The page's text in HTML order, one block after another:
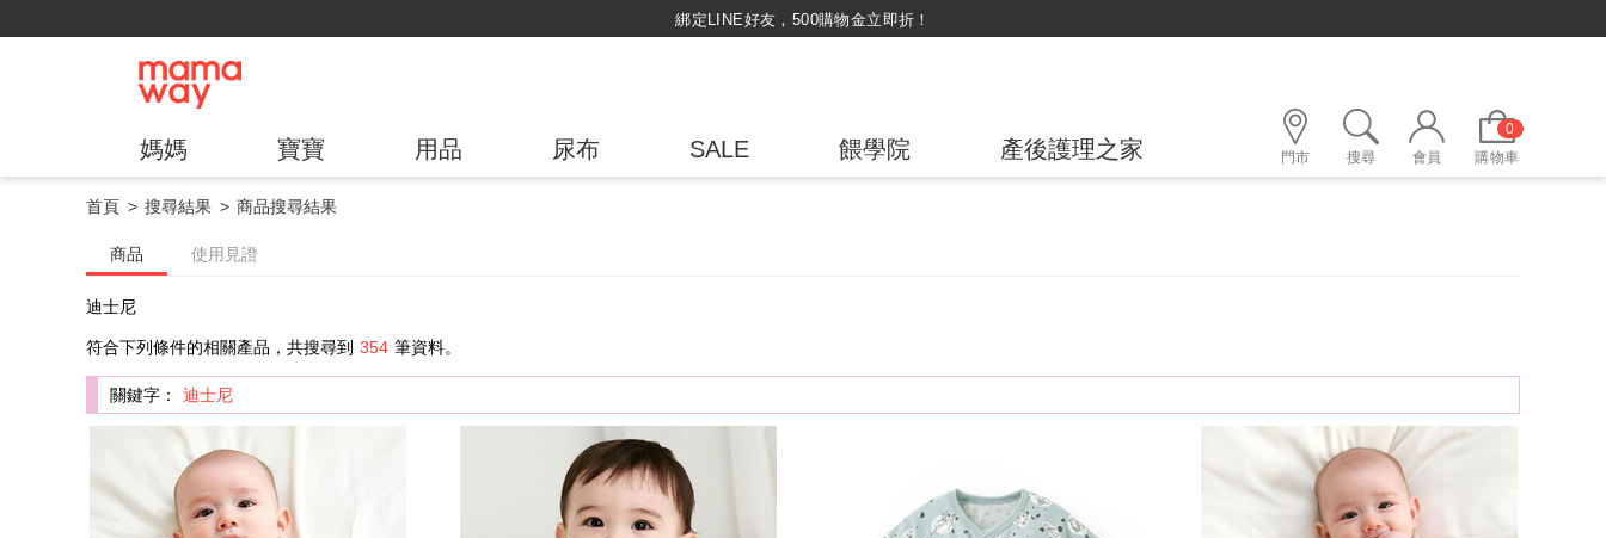
持媽媽手冊兌換媽媽禮｜超實用芬蘭箱免費領取 ~
媽媽 寶寶 用品 尿布 SALE 餵學院 產後護理之家 門市 搜尋 會員
0
購物車
首頁 搜尋結果 商品搜尋結果
商品 使用見證
迪士尼
符合下列條件的相關產品，共搜尋到 354 筆資料。
關鍵字： 迪士尼